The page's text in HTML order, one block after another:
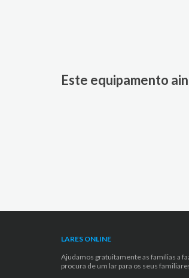
Este equipamento
LARES ONLINE
Ajudamos gratuitamente as famílias a
procura de um lar para os seus